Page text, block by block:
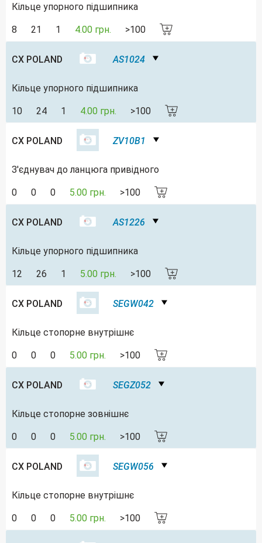
Кільце упорного підшипника
8 21 1 4.00 грн. >100
CX POLAND AS1024
Кільце упорного підшипника
10 24 1 4.00 грн. >100
CX POLAND ZV10B1
З'єднувач до ланцюга привідного
0 0 0 5.00 грн. >100
CX POLAND AS1226
Кільце упорного підшипника
12 26 1 5.00 грн. >100
CX POLAND SEGW042
Кільце стопорне внутрішнє
0 0 0 5.00 грн. >100
CX POLAND SEGZ052
Кільце стопорне зовнішнє
0 0 0 5.00 грн. >100
CX POLAND SEGW056
Кільце стопорне внутрішнє
0 0 0 5.00 грн. >100